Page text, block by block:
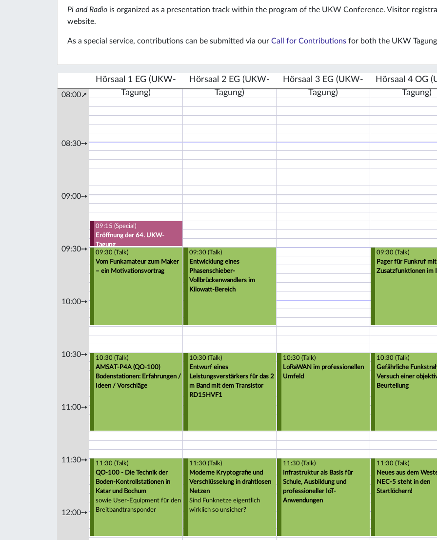
Pi and Radio is organized as a presentation track within the program of the UKW Conference. Visitor
website.
As a special service, contributions can be submitted via our Call for Contributions for both the UKW
08:00➚
08:30➙
09:00➙
09:30➙
10:00➙
10:30➙
11:00➙
11:30➙
12:00➙
Hörsaal 1 EG (UKW-
Tagung)
Hörsaal 2 EG (UKW-
Tagung)
Hörsaal 3 EG (UKW-
Tagung)
Hörsaal 4 OG
Tagung)
09:15 (Special)
Eröffnung der 64. UKW-
Tagung
09:30 (Talk)
Vom Funkamateur zum Maker
– ein Motivationsvortrag
09:30 (Talk)
Entwicklung eines
Phasenschieber-
Vollbrückenwandlers im
Kilowatt-Bereich
09:30 (Talk)
Pager für Funkruf mit
Zusatzfunktionen im
10:30 (Talk)
AMSAT-P4A (QO-100)
Bodenstationen: Erfahrungen /
Ideen / Vorschläge
10:30 (Talk)
Entwurf eines
Leistungsverstärkers für das 2
m Band mit dem Transistor
RD15HVF1
10:30 (Talk)
LoRaWAN im professionellen
Umfeld
10:30 (Talk)
Gefährliche
Versuch einer
Beurteilung
11:30 (Talk)
QO-100 - Die Technik der
Boden-Kontrollstationen in
Katar und Bochum
sowie User-Equipment für den
Breitbandtransponder
11:30 (Talk)
Moderne Kryptografie und
Verschlüsselung in drahtlosen
Netzen
Sind Funknetze eigentlich
wirklich so unsicher?
11:30 (Talk)
Infrastruktur als Basis für
Schule, Ausbildung und
professioneller IoT-
Anwendungen
11:30 (Talk)
Neues aus dem
NEC-5 steht in den
Startlöchern!